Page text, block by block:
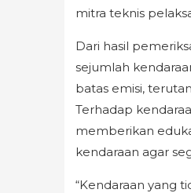
mitra teknis
Dari hasil
sejumlah
batas emisi,
Terhadap
memberikan
kendaraan agar
“Kendaraan yang